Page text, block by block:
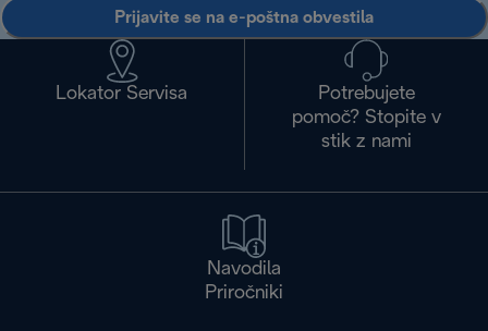
Prijavite se na e-poštna obvestila
Lokator Servisa
Potrebujete
pomoč? Stopite v
stik z nami
Navodila
Priročniki